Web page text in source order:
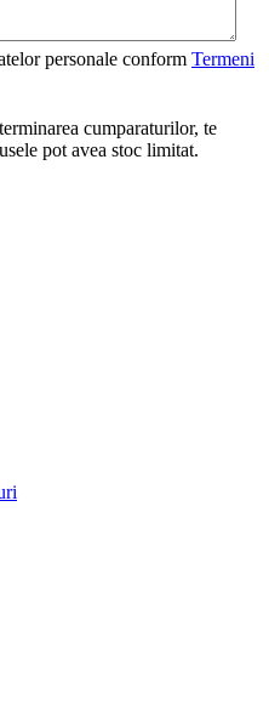
personale conform Termeni
cumparaturilor, te
pot avea stoc limitat.